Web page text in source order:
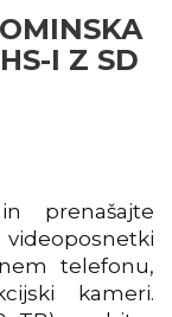
I Z SD
prenašajte
telefonu,
kameri.